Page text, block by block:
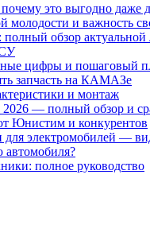
это выгодно даже
молодости и важность
обзор актуальной
цифры и пошаговый
запчасть на КАМАЗе
и монтаж
— полный обзор и
Юнистим и конкурентов
для электромобилей —
автомобиля?
полное руководство